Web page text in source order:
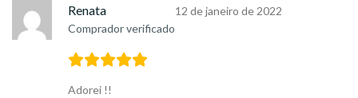
Renata
Comprador verificado
12 de janeiro de 2022
Adorei !!